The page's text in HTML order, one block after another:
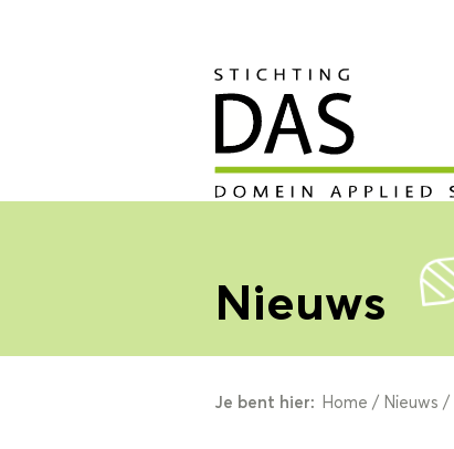
Nieuws
Je bent hier: Home / Nieuws /